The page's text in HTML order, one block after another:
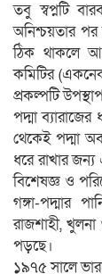
তবু স্বপ্নটি
অনিশ্চয়তার
ঠিক থাকলে
কমিটির
প্রকল্পটি
পদ্মা
থেকেই পদ্মা
ধরে রাখার
বিশেষজ্ঞ ও
গঙ্গা-পদ্মার
রাজশাহী,
পড়ছে।
১৯৭৫ সালে